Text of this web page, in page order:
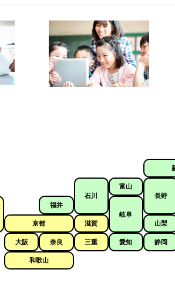
富山
石川
福井
山梨
長野
岐阜
静岡
愛知
三重
滋賀
京都
大阪 奈良
和歌山